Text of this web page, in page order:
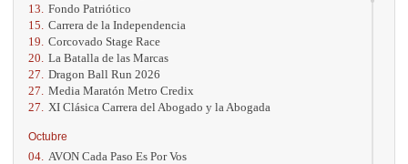
13. Fondo Patriótico
15. Carrera de la Independencia
19. Corcovado Stage Race
20. La Batalla de las Marcas
27. Dragon Ball Run 2026
27. Media Maratón Metro Credix
27.
XI Clásica Carrera del Abogado y la Abogada
Octubre
04. AVON Cada Paso Es Por Vos